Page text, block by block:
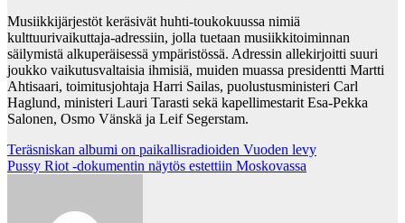
Musiikkijärjestöt keräsivät huhti-toukokuussa nimiä
kulttuurivaikuttaja-adressiin, jolla tuetaan musiikkitoiminnan
säilymistä alkuperäisessä ympäristössä. Adressin allekirjoitti suuri
joukko vaikutusvaltaisia ihmisiä, muiden muassa presidentti Martti
Ahtisaari, toimitusjohtaja Harri Sailas, puolustusministeri Carl
Haglund, ministeri Lauri Tarasti sekä kapellimestarit Esa-Pekka
Salonen, Osmo Vänskä ja Leif Segerstam.
Post
navigation
Teräsniskan albumi on paikallisradioiden Vuoden levy
Pussy Riot -dokumentin näytös estettiin Moskovassa